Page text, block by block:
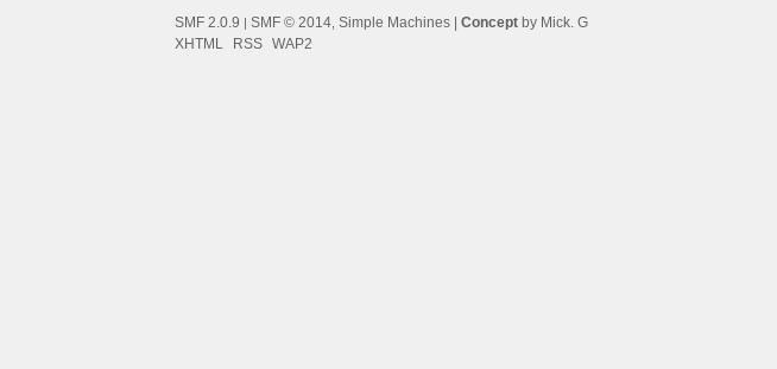
SMF 2.0.9 SMF © 2014 Simple Machines Concept by Mick. G
XHTML
RSS WAP2